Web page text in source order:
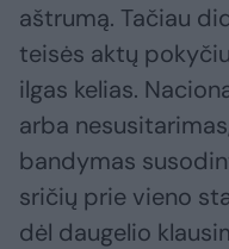
aštrumą. Tačiau
teisės aktų
ilgas kelias.
arba
bandymas
sričių prie vieno
dėl daugelio